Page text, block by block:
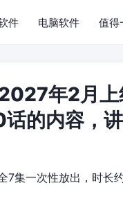
件 电脑软件 值得
2027年2月
的内容，讲
集一次性放出，时